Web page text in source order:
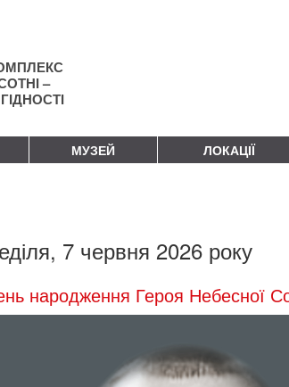
–
МУЗЕЙ ЛОКАЦІЇ
7 червня 2026 року
народження Героя Небесної